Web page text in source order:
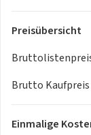
Preisübersicht
Brutto Kaufpreis
Einmalige